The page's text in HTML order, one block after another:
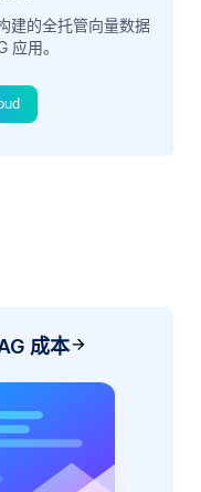
建的全托管向量数据
应用。
成本